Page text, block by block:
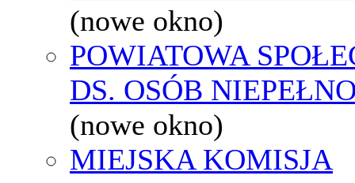
(nowe okno)
POWIATOWA
DS. OSÓB
(nowe okno)
MIEJSKA KOMISJA